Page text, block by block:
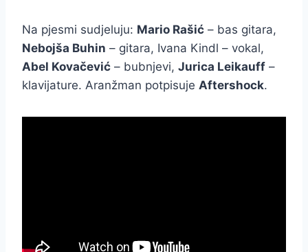
Na pjesmi sudjeluju: Mario Rašić – bas gitara,
Nebojša Buhin – gitara, Ivana Kindl – vokal,
Abel Kovačević – bubnjevi, Jurica Leikauff –
klavijature. Aranžman potpisuje Aftershock.